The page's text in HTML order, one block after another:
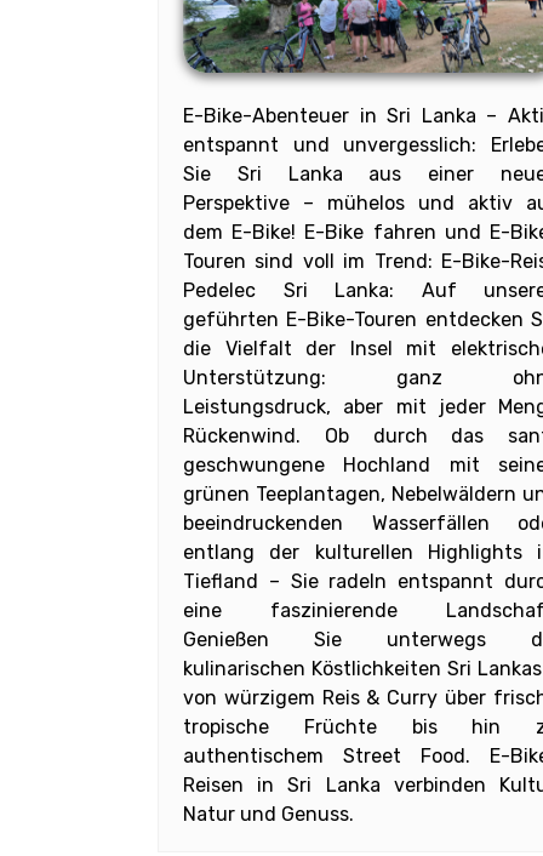
E-Bike-Abenteuer in Sri Lanka –
entspannt und unvergesslich:
Sie Sri Lanka aus einer
Perspektive – mühelos und aktiv
dem E-Bike! E-Bike fahren und E-
Touren sind voll im Trend: E-Bike-
Pedelec Sri Lanka: Auf
geführten E-Bike-Touren entdecken
die Vielfalt der Insel mit
Unterstützung: ganz
Leistungsdruck, aber mit jeder
Rückenwind. Ob durch das
geschwungene Hochland mit
grünen Teeplantagen, Nebelwäldern
beeindruckenden Wasserfällen
entlang der kulturellen Highlights
Tiefland – Sie radeln entspannt
eine faszinierende
Genießen Sie unterwegs
kulinarischen Köstlichkeiten Sri
von würzigem Reis & Curry über
tropische Früchte bis hin
authentischem Street Food. E-
Reisen in Sri Lanka verbinden
Natur und Genuss.